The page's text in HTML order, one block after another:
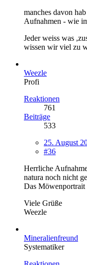
manches davon
Aufnahmen - wie
Jeder weiss was
wissen wir viel zu
Weezle
Profi
Reaktionen
761
Beiträge
533
25. August
#36
Herrliche
natura noch nicht
Das Möwenportrait
Viele Grüße
Weezle
Mineralienfreund
Systematiker